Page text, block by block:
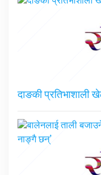
दाङकी प्रतिभाशाली